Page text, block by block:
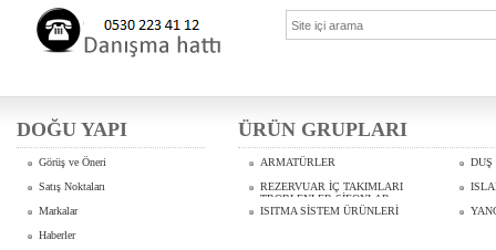
DOĞU YAPI
Görüş ve Öneri
Satış Noktaları
Markalar
Haberler
ÜRÜN GRUPLARI
ARMATÜRLER
DUŞ
REZERVUAR İÇ TAKIMLARI
TROBLENLER SİFONLAR
ISITMA SİSTEM ÜRÜNLERİ